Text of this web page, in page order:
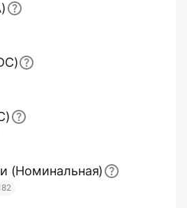
(Номинальная)